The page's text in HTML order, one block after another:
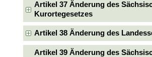
Artikel 37 Änderung des
Kurortegesetzes
Artikel 38 Änderung des
Artikel 39 Änderung des